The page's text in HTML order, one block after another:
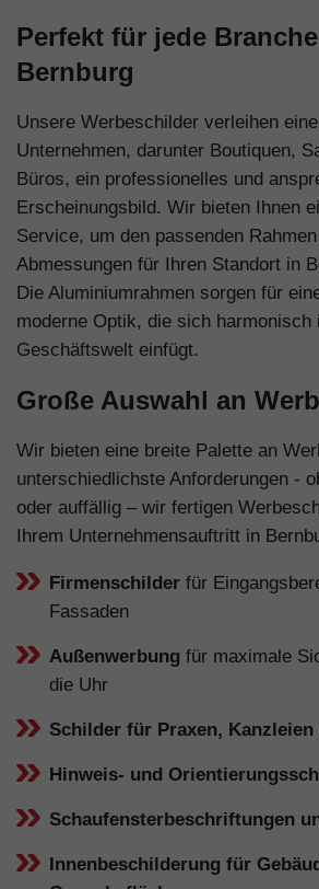
Perfekt für jede
Bernburg
Unsere Werbeschilder verleihen
Unternehmen, darunter Boutiquen,
Büros, ein professionelles und
Erscheinungsbild. Wir bieten Ihnen
Service, um den passenden
Abmessungen für Ihren Standort in
Die Aluminiumrahmen sorgen für
moderne Optik, die sich harmonisch
Geschäftswelt einfügt.
Große Auswahl an
Wir bieten eine breite Palette an
unterschiedlichste Anforderungen -
oder auffällig – wir fertigen
Ihrem Unternehmensauftritt in
Firmenschilder für
Fassaden
Außenwerbung für maximale
die Uhr
Schilder für Praxen,
Hinweis- und
Schaufensterbeschriftungen
Innenbeschilderung für